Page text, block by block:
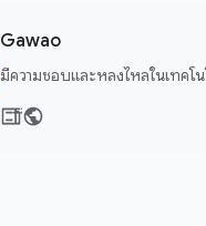
Gawao
มีความชอบและหลงไหลในเทคโ